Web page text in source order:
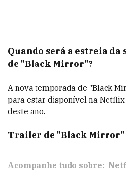
Quando será a estreia da
de "Black Mirror"?
A nova temporada de "Black
para estar disponível na
deste ano.
Trailer de "Black Mirror"
Acompanhe tudo sobre: